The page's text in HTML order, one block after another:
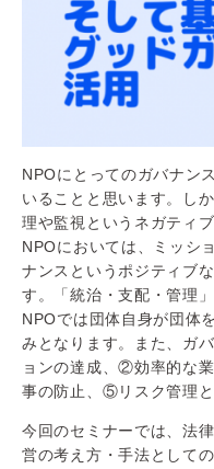
NPOにとってのガバナン
いることと思います。し
理や監視というネガティ
NPOにおいては、ミッシ
ナンスというポジティブ
す。「統治・支配・管理
NPOでは団体自身が団体
みとなります。また、ガ
ョンの達成、②効率的な
事の防止、⑤リスク管理と
今回のセミナーでは、法
営の考え方・手法として